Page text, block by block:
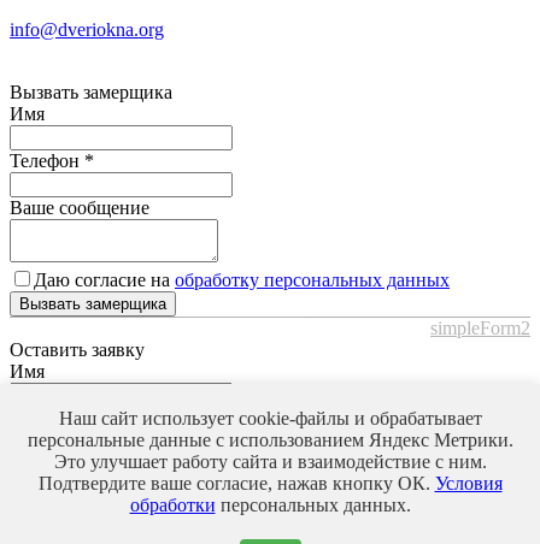
info@dveriokna.org
Вызвать замерщика
Имя
Телефон *
Ваше сообщение
Даю согласие на обработку персональных данных
Вызвать замерщика
simpleForm2
Оставить заявку
Имя
Телефон*
Ваше сообщение
обработку персональных данных
Наш сайт использует cookie-файлы и обрабатывает
персональные данные с использованием Яндекс Метрики.
Это улучшает работу сайта и взаимодействие с ним.
Подтвердите ваше согласие, нажав кнопку ОК. Условия
обработки персональных данных.